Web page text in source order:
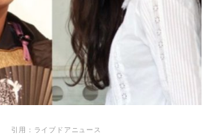
引用：ライブドアニュース